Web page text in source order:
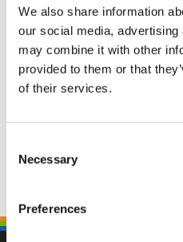
We also share information
our social media,
may combine it with other
provided to them or that
of their services.
Selection
Necessary
Preferences